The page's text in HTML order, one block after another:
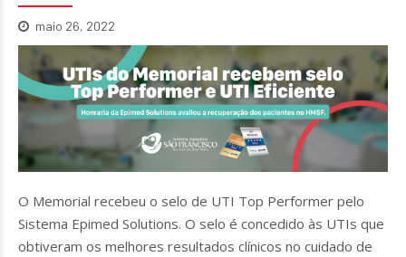
maio 26, 2022
O Memorial recebeu o selo de UTI Top Performer pelo
Sistema Epimed Solutions. O selo é concedido às UTIs que
obtiveram os melhores resultados clínicos no cuidado de